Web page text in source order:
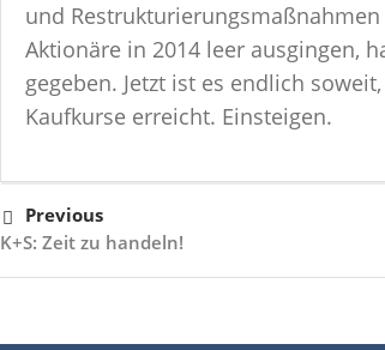
und
Aktionäre in 2014 leer ausgingen,
gegeben. Jetzt ist es endlich
Kaufkurse erreicht. Einsteigen.
Previous
K+S: Zeit zu handeln!